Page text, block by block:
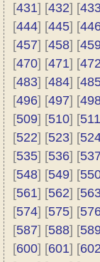
[431] [432] [
[444] [445] [
[457] [458] [
[470] [471] [
[483] [484] [
[496] [497] [
[509] [510] [511
[522] [523] [
[535] [536] [
[548] [549] [
[561] [562] [
[574] [575] [
[587] [588] [
[600] [601] [